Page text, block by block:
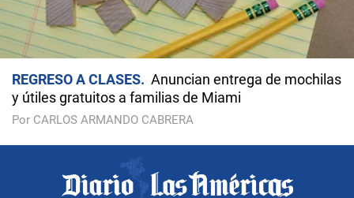
REGRESO A CLASES
Anuncian entrega de mochilas
y útiles gratuitos a familias de Miami
Por CARLOS ARMANDO CABRERA